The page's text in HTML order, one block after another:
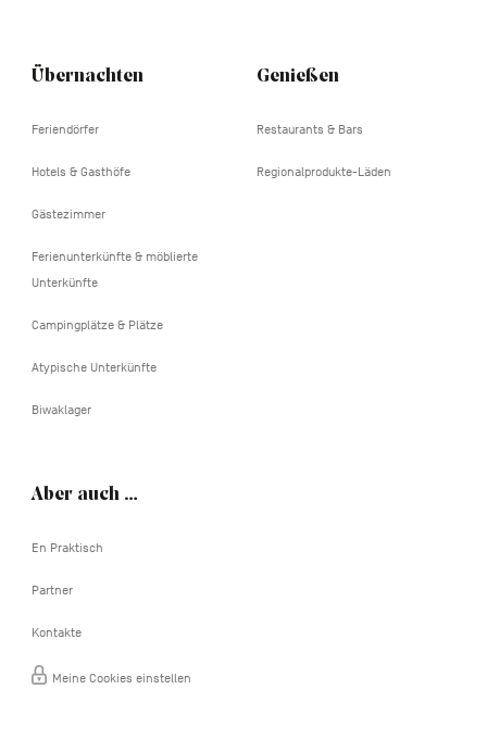
Übernachten
Feriendörfer
Hotels & Gasthöfe
Gästezimmer
Ferienunterkünfte & möblierte
Unterkünfte
Campingplätze & Plätze
Atypische Unterkünfte
Biwaklager
Genießen
Restaurants & Bars
Regionalprodukte-Läden
Aber auch …
En Praktisch
Partner
Kontakte
Meine Cookies einstellen